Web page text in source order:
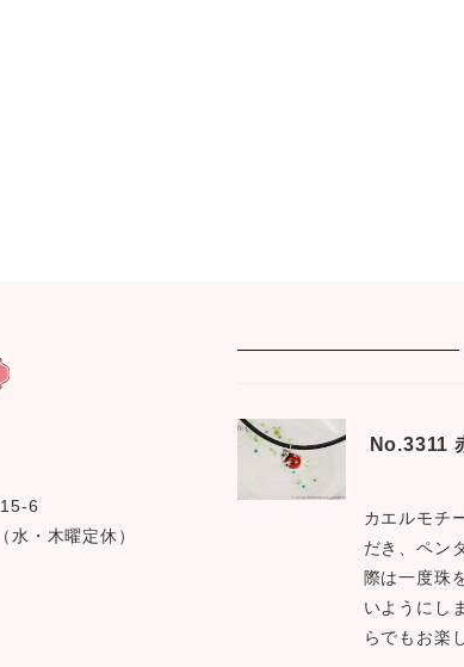
6
・木曜定休）
No.3311
カエルモチ
だき、ペン
際は一度珠
いようにし
らでもお楽